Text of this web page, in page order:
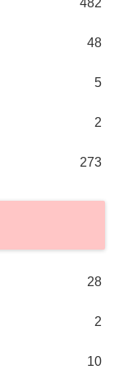
482
48
5
2
273
28
2
10